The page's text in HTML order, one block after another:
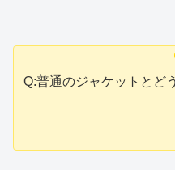
Q:普通のジャケットとど